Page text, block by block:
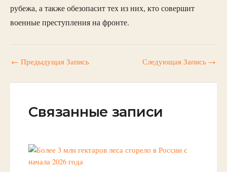
рубежа, а также обезопасит тех из них, кто совершит
военные преступления на фронте.
← Предыдущая Запись Следующая Запись →
Связанные записи